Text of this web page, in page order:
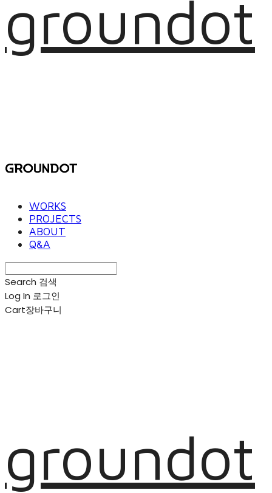
groundot
WORKS
PROJECTS
ABOUT
Q&A
Search 검색
Log In 로그인
Cart장바구니
groundot